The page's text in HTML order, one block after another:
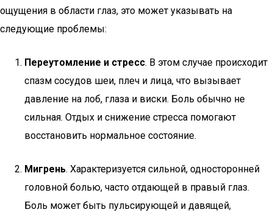
ощущения в области глаз, это может указывать на
следующие проблемы:
Переутомление и стресс. В этом случае происходит
спазм сосудов шеи, плеч и лица, что вызывает
давление на лоб, глаза и виски. Боль обычно не
сильная. Отдых и снижение стресса помогают
восстановить нормальное состояние.
Мигрень. Характеризуется сильной, односторонней
головной болью, часто отдающей в правый глаз.
Боль может быть пульсирующей и давящей,